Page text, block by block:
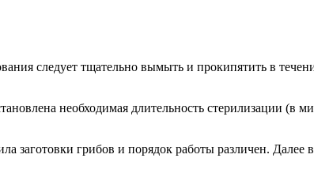
следует тщательно вымыть и прокипятить в
необходимая длительность стерилизации (в
заготовки грибов и порядок работы различен. Далее